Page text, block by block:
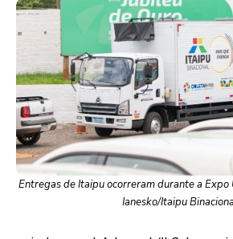
Entregas de Itaipu ocorreram durante a Expo
Ianesko/Itaipu